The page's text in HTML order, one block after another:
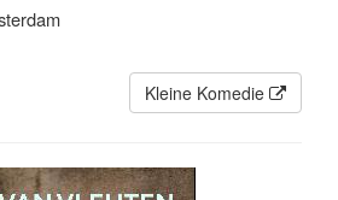
Kleine Komedie